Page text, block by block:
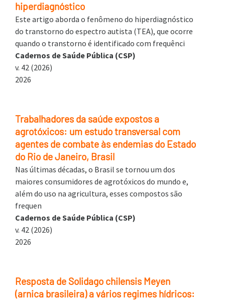
hiperdiagnóstico
Este artigo aborda o fenômeno do hiperdiagnóstico
do transtorno do espectro autista (TEA), que ocorre
quando o transtorno é identificado com frequênci
Cadernos de Saúde Pública (CSP)
v. 42 (2026)
2026
Trabalhadores da saúde expostos a
agrotóxicos: um estudo transversal com
agentes de combate às endemias do Estado
do Rio de Janeiro, Brasil
Nas últimas décadas, o Brasil se tornou um dos
maiores consumidores de agrotóxicos do mundo e,
além do uso na agricultura, esses compostos são
frequen
Cadernos de Saúde Pública (CSP)
v. 42 (2026)
2026
Resposta de Solidago chilensis Meyen
(arnica brasileira) a vários regimes hídricos: